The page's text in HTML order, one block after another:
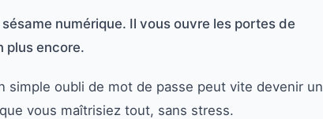
numérique. Il vous ouvre les portes de
plus encore.
simple oubli de mot de passe peut vite devenir un
vous maîtrisiez tout, sans stress.